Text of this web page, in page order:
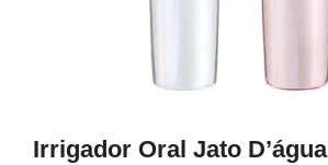
Irrigador Oral Jato D’água